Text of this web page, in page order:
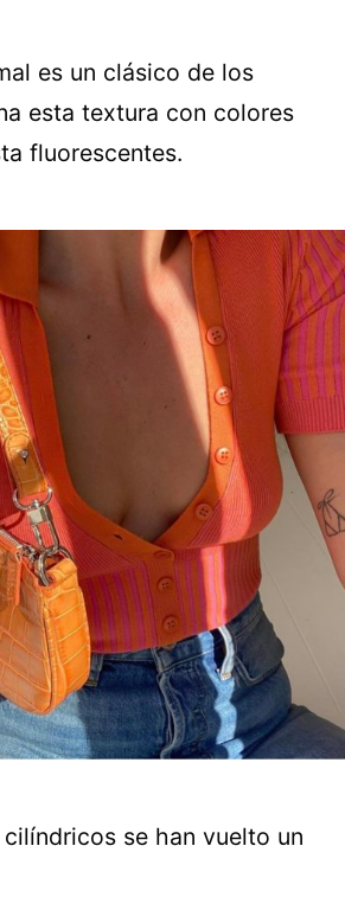
es un clásico de los
esta textura con colores
fluorescentes.
se han vuelto un